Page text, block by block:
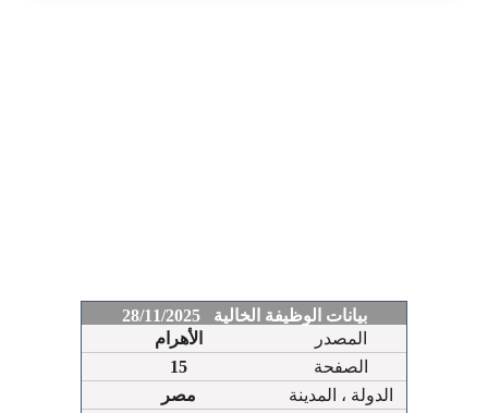
بيانات الوظيفة الخالية 28/11/2025
الأهرام
المصدر
15
الصفحة
مصر
الدولة ، المدينة